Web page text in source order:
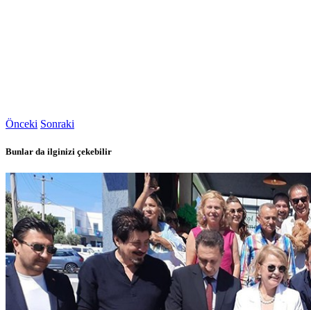
Önceki Sonraki
Bunlar da ilginizi çekebilir